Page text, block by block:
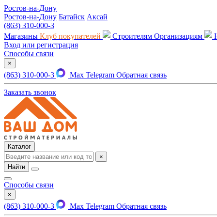
Ростов-на-Дону
Ростов-на-Дону Батайск Аксай
(863) 310-000-3
Магазины Клуб покупателей Строителям Организациям
Вход или регистрация
Способы связи
×
(863) 310-000-3 Max Telegram Обратная связь
Заказать звонок
Каталог
×
Найти
Способы связи
×
(863) 310-000-3 Max Telegram Обратная связь